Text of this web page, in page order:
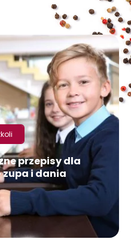
przepisy dla
zupa i dania